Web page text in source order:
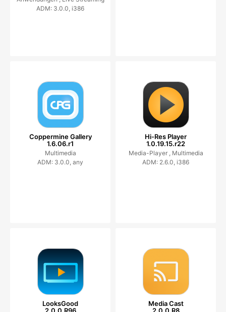
ADM: 3.0.0, i386
Coppermine Gallery
1.6.06.r1
Multimedia
ADM: 3.0.0, any
Hi-Res Player
1.0.19.15.r22
Media-Player , Multimedia
ADM: 2.6.0, i386
LooksGood
2.0.0.R96
Media Cast
2.0.0.R8